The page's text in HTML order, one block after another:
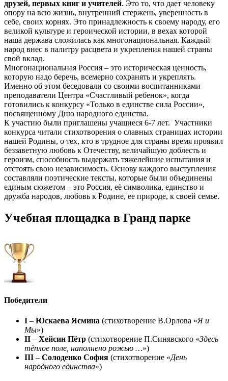
друзей, первых книг и учителей. Это то, что дает человеку
опору на всю жизнь, внутренний стержень, уверенность в
себе, своих корнях. Это принадлежность к своему народу, его
великой культуре и героической истории, в вехах которой
наша держава сложилась как многонациональная. Каждый
народ внес в палитру расцвета и укрепления нашей страны
свой вклад.
Многонациональная Россия – это историческая ценность,
которую надо беречь, всемерно сохранять и укреплять.
Именно об этом беседовали со своими воспитанниками
преподаватели Центра «Счастливый ребенок», когда
готовились к конкурсу «Только в единстве сила России»,
посвященному Дню народного единства.
К участию были приглашены учащиеся 6-7 лет. Участники
конкурса читали стихотворения о славных страницах истории
нашей Родины, о тех, кто в трудное для страны время проявил
беззаветную любовь к Отечеству, величайшую доблесть и
героизм, способность выдержать тяжелейшие испытания и
отстоять свою независимость. Основу каждого выступления
составляли поэтические тексты, которые были объединены
единым сюжетом – это Россия, её символика, единство и
дружба народов, любовь к Родине, ее природе, к своей семье.
Учебная площадка в Гранд парке
Победители
I – Юскаева Ясмина (стихотворение В.Орлова «Я и
Мы»)
II – Хейсин Пётр (стихотворение П.Синявского «Здесь
тёплое поле, наполнено рожью …»)
III – Солоденко София (стихотворение «День
народного единства»)